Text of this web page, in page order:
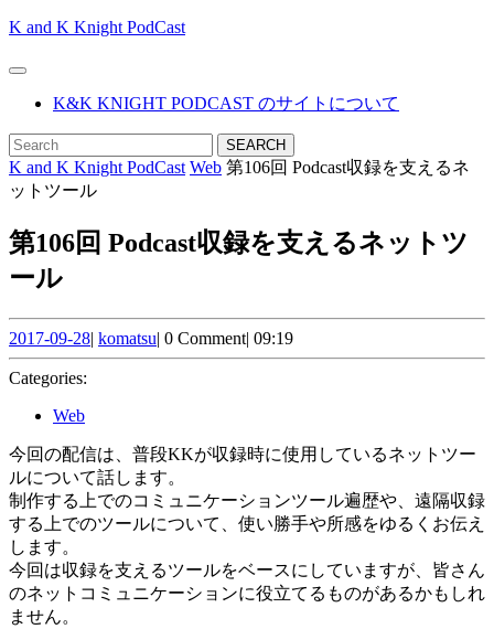
Skip
content
K and K Knight PodCast
Open
ButtonK&K KNIGHT PODCAST のサイトについて
CLOSE
BUTTON
Search
for:
K and K Knight PodCast Web 第106回 Podcast収録を支えるネ
ットツール
第106回 Podcast収録を支えるネットツ
ール
2017-09-282017-
09-
| komatsukomatsu
| 0 Comment| 09:19
Categories:
Web
今回の配信は、普段KKが収録時に使用しているネットツー
ルについて話します。
制作する上でのコミュニケーションツール遍歴や、遠隔収録
する上でのツールについて、使い勝手や所感をゆるくお伝え
します。
今回は収録を支えるツールをベースにしていますが、皆さん
のネットコミュニケーションに役立てるものがあるかもしれ
ません。